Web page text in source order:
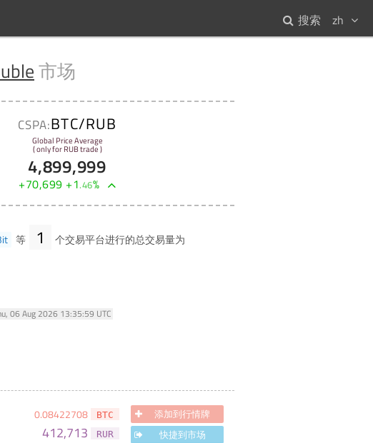
zh
搜索
市场
CSPA:BTC/RUB
Global Price Average
( only for RUB trade )
4,899,999
+70,699 +1.46%
等 1 个交易平台进行的总交易量为
06 Aug 2026 13:35:59 UTC
0.08422708 BTC
412,713 RUR
添加到行情牌
快捷到市场